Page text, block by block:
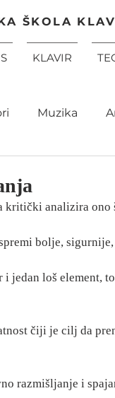
ŠKOLA
KLAVIR
Muzika
kritički analizira ono
bolje,
i jedan loš element,
čiji je cilj da
razmišljanje i